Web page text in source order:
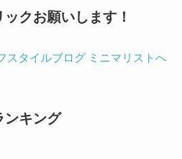
クお願いします！
ンキング